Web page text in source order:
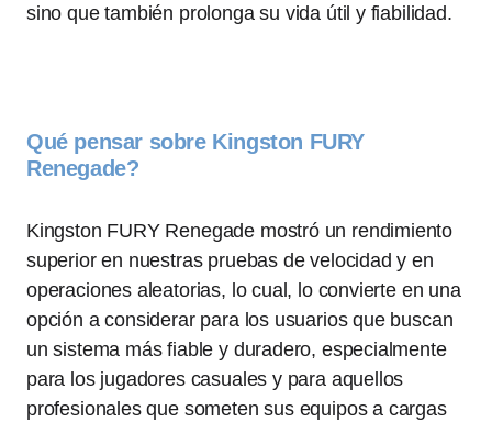
sino que también prolonga su vida útil y fiabilidad.
Qué pensar sobre Kingston FURY
Renegade?
Kingston FURY Renegade mostró un rendimiento
superior en nuestras pruebas de velocidad y en
operaciones aleatorias, lo cual, lo convierte en una
opción a considerar para los usuarios que buscan
un sistema más fiable y duradero, especialmente
para los jugadores casuales y para aquellos
profesionales que someten sus equipos a cargas